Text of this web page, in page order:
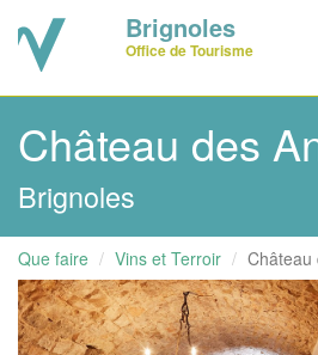
Brignoles
Office de Tourisme
Château des
Brignoles
Que faire Vins et Terroir Château